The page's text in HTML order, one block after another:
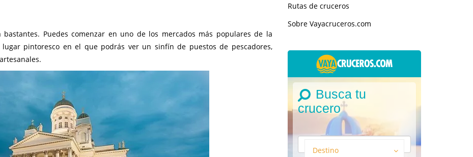
bastantes. Puedes comenzar en uno de los mercados más populares de la
pintoresco en el que podrás ver un sinfín de puestos de pescadores,
Rutas de cruceros
Sobre Vayacruceros.com
Busca tu
crucero
Destino